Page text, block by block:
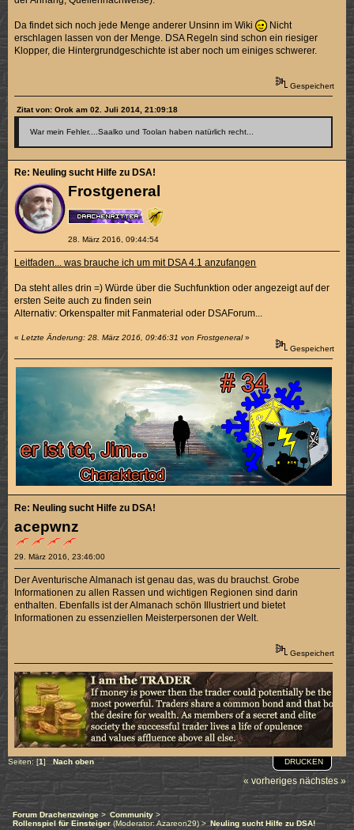
Da findet sich noch jede Menge anderer Unsinn im Wiki
Nicht
erschlagen lassen von der Menge. DSA Regeln sind schon ein riesiger
Klopper, die Hintergrundgeschichte ist aber noch um einiges schwerer.
Gespeichert
Zitat von: Orok am 02. Juli 2014, 21:09:18
War mein Fehler....Saalko und Toolan haben natürlich recht...
Frostgeneral
28. März 2016, 09:44:54
Re: Neuling sucht Hilfe zu DSA!
Leitfaden... was brauche ich um mit DSA 4.1 anzufangen
Da steht alles drin =) Würde über die Suchfunktion oder angezeigt auf der
ersten Seite auch zu finden sein
Alternativ: Orkenspalter mit Fanmaterial oder DSAForum...
«Letzte Änderung: 28. März 2016, 09:46:31 von Frostgeneral»
Gespeichert
acepwnz
29. März 2016, 23:46:00
Re: Neuling sucht Hilfe zu DSA!
Der Aventurische Almanach ist genau das, was du brauchst. Grobe
Informationen zu allen Rassen und wichtigen Regionen sind darin
enthalten. Ebenfalls ist der Almanach schön Illustriert und bietet
Informationen zu essenziellen Meisterpersonen der Welt.
Gespeichert
DRUCKEN
Seiten: [1] Nach oben
« vorheriges nächstes »
Forum Drachenzwinge > Community>
Rollenspiel für Einsteiger(Moderator:Azareon29) > Neuling sucht Hilfe zu DSA!